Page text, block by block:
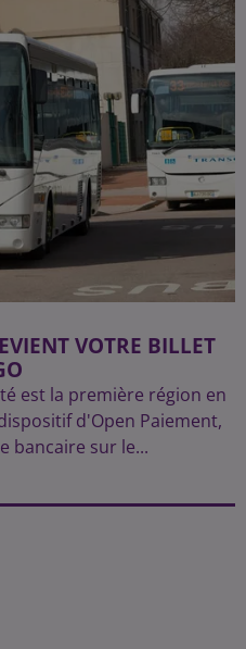
VOTRE BILLET
est la première région en
d'Open Paiement,
bancaire sur le...